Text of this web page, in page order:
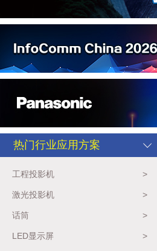
热门行业应用方案
工程投影机 >
激光投影机 >
话筒 >
LED显示屏 >